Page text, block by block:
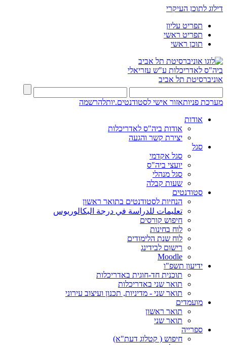
דילוג לתוכן העיקרי
תפריט עליון
תפריט ראשי
תוכן ראשי
ביה"ס לאדריכלות ע"ש עזריאלי
אוניברסיטת תל אביב
מערכת פניותאזור אישי לסטודנטים.יותלהרשמה
אודות
אודות ביה"ס לאדריכלות
יצירת קשר והגעה
סגל
סגל אקדמי
יועצי ביה"ס
סגל מנהלי
שעות קבלה
סטודנטים
הנחיות לסטודנטים בתואר ראשון
تعليمات للدراسة في درجة البكالوريوس
חיפוש קורסים
לוח בחינות
לוח שנת הלימודים
רישום לבידינג
Moodle
ידיעון תשפ"ו
תוכנית חד-חוגית באדריכלות
תואר שני באדריכלות
תואר שני - מדיניות, תכנון ועיצוב עירוני
מועמדים
תואר ראשון
תואר שני
ספרייה
חיפוש ( קטלוג דעת"א)